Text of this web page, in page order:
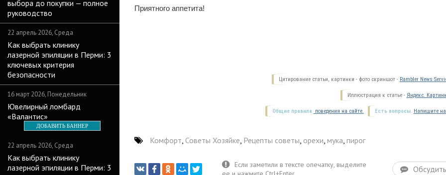
выбора до покупки — полное
руководство
22 апрель 2026, Среда
Как выбрать клинику
лазерной эпиляции в Перми: 3
ключевых критерия
безопасности
16 март 2026, Понедельник
Ювелирный ломбард
«Валантис»
ДОБАВИТЬ БАННЕР
22 апрель 2026, Среда
Как выбрать клинику
лазерной эпиляции в Перми: 3
Приятного аппетита!
Цитирование статьи, картинки - фото скриншот - Rambler News
Иллюстрация к статье - Яндекс.
Есть вопросы. Напишите
Общие правила поведения на сайте.
Комфорт, Советы Хозяйке, Рецепты советы, орехи, мука, пирог
Обсудить